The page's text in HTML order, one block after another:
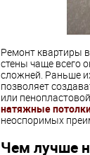
Ремонт квартиры
стены чаще всего
сложней. Раньше
позволяет
или
натяжные
неоспоримых
Чем лучше